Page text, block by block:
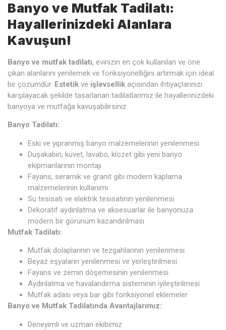
Banyo ve Mutfak Tadilatı:
Hayallerinizdeki Alanlara
Kavuşun!
Banyo ve mutfak tadilatı, evinizin en çok kullanılan ve öne
çıkan alanlarını yenilemek ve fonksiyonelliğini artırmak için ideal
bir çözümdür. Estetik ve işlevsellik açısından ihtiyaçlarınızı
karşılayacak şekilde tasarlanan tadilatlarımız ile hayallerinizdeki
banyoya ve mutfağa kavuşabilirsiniz.
Banyo Tadilatı:
Eski ve yıpranmış banyo malzemelerinin yenilenmesi
Duşakabin, küvet, lavabo, klozet gibi yeni banyo
ekipmanlarının montajı
Fayans, seramik ve granit gibi modern kaplama
malzemelerinin kullanımı
Su tesisatı ve elektrik tesisatının yenilenmesi
Dekoratif aydınlatma ve aksesuarlar ile banyonuza
modern bir görünüm kazandırılması
Mutfak Tadilatı:
Mutfak dolaplarının ve tezgahlarının yenilenmesi
Beyaz eşyaların yenilenmesi ve yerleştirilmesi
Fayans ve zemin döşemesinin yenilenmesi
Aydınlatma ve havalandırma sisteminin iyileştirilmesi
Mutfak adası veya bar gibi fonksiyonel eklemeler
Banyo ve Mutfak Tadilatında Avantajlarımız:
Deneyimli ve uzman ekibimiz